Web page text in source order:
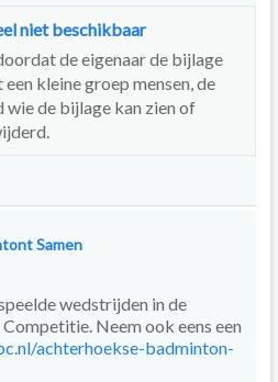
niet beschikbaar
de eigenaar de bijlage
kleine groep mensen, de
de bijlage kan zien of
Samen
wedstrijden in de
Neem ook eens een
achterhoekse-badminton-